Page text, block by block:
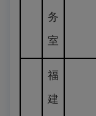
务
室
福
建